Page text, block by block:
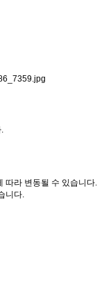
따라 변동될 수 있습니다.
니다.